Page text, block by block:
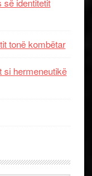
së identitetit
tonë kombëtar
si hermeneutikë